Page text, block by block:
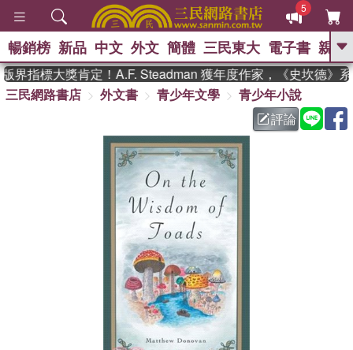
5
GO
熱搜： 東野圭吾 、 高希均教授回憶錄
父親節 、 如果歷
暑期推薦 、 國際布克
獎 臺灣漫遊錄 、 方念華
登輝時代 、 數學女孩：黎曼猜想
偉大的迷走神經
暢銷榜 新品 中文 外文 簡體 三民東大 電子書 親子
指標大獎肯定！A.F. Steadman 獲年度作家，《史坎德》系
三民網路書店
外文書 青少年文學
青少年小說
評論